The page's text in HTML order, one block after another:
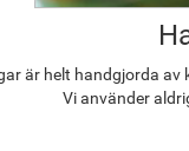
är helt handgjorda av
Vi använder